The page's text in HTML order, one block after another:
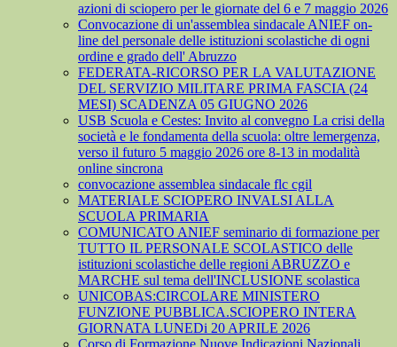
azioni di sciopero per le giornate del 6 e 7 maggio 2026
Convocazione di un'assemblea sindacale ANIEF on-
line del personale delle istituzioni scolastiche di ogni
ordine e grado dell' Abruzzo
FEDERATA-RICORSO PER LA VALUTAZIONE
DEL SERVIZIO MILITARE PRIMA FASCIA (24
MESI) SCADENZA 05 GIUGNO 2026
USB Scuola e Cestes: Invito al convegno La crisi della
società e le fondamenta della scuola: oltre lemergenza,
verso il futuro 5 maggio 2026 ore 8-13 in modalità
online sincrona
convocazione assemblea sindacale flc cgil
MATERIALE SCIOPERO INVALSI ALLA
SCUOLA PRIMARIA
COMUNICATO ANIEF seminario di formazione per
TUTTO IL PERSONALE SCOLASTICO delle
istituzioni scolastiche delle regioni ABRUZZO e
MARCHE sul tema dell'INCLUSIONE scolastica
UNICOBAS:CIRCOLARE MINISTERO
FUNZIONE PUBBLICA.SCIOPERO INTERA
GIORNATA LUNEDi 20 APRILE 2026